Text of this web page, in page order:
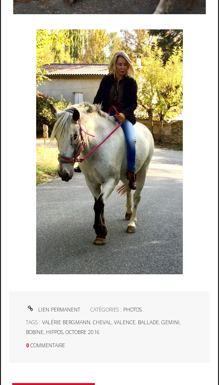
LIEN PERMANENT CATÉGORIES : PHOTOS
TAGS :VALÉRIE BERGMANN,CHEVAL,VALENCE, BALLADE,GEMINI,
BOBINE, HIPPOS,OCTOBRE 2016
0 COMMENTAIRE